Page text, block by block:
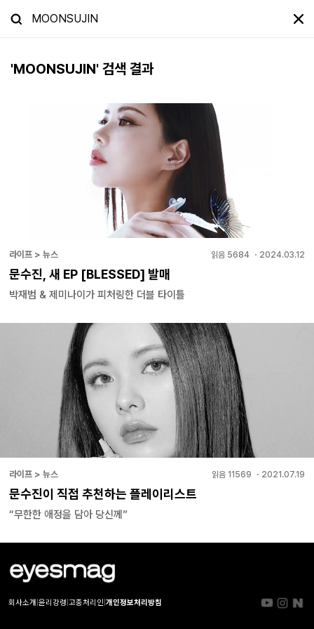
'MOONSUJIN' 검색 결과
라이프 > 뉴스 읽음 5684 ・ 2024.03.12
문수진, 새 EP [BLESSED] 발매
박재범 & 제미나이가 피처링한 더블 타이틀
라이프 > 뉴스 읽음 11569 ・ 2021.07.19
문수진이 직접 추천하는 플레이리스트
“무한한 애정을 담아 당신께”
회사소개 윤리강령 고충처리인 개인정보처리방침